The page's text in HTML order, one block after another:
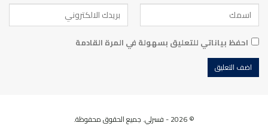
احفظ بياناتي للتعليق بسهولة في المرة القادمة
© 2026 - فسرلي. جميع الحقوق محفوظة.